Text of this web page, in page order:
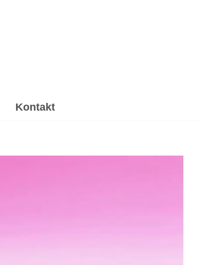
Kontakt
Hypnose, Psychotherapie
✓Psychotherapie Alternative für